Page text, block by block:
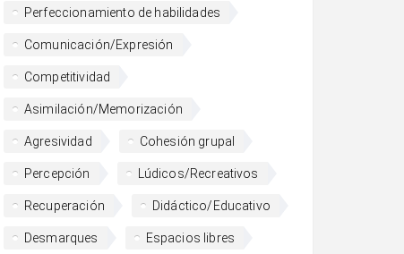
Perfeccionamiento de habilidades
Comunicación/Expresión
Competitividad
Asimilación/Memorización
Agresividad Cohesión grupal
Percepción Lúdicos/Recreativos
Recuperación Didáctico/Educativo
Desmarques Espacios libres